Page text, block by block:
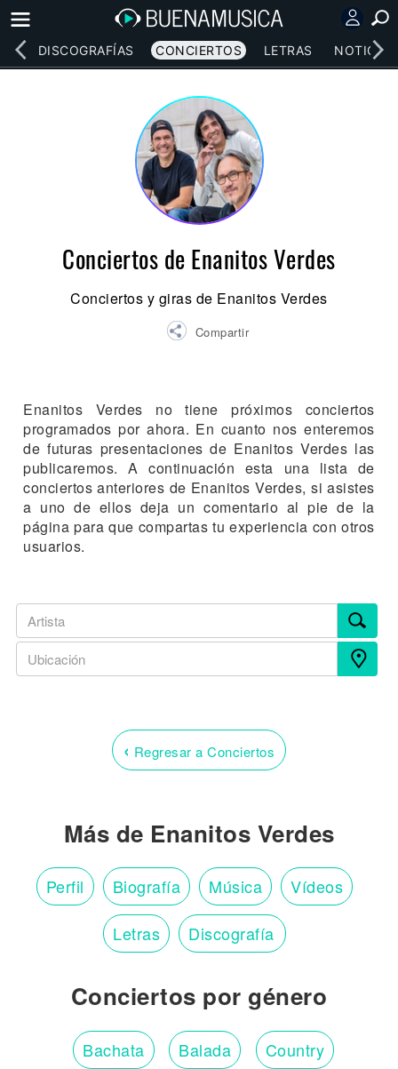
DISCOGRAFÍAS CONCIERTOS LETRAS NOTICIAS
Conciertos de Enanitos Verdes
Conciertos y giras de Enanitos Verdes
Compartir
Enanitos Verdes no tiene próximos conciertos
programados por ahora. En cuanto nos enteremos
de futuras presentaciones de Enanitos Verdes las
publicaremos. A continuación esta una lista de
conciertos anteriores de Enanitos Verdes, si asistes
a uno de ellos deja un comentario al pie de la
página para que compartas tu experiencia con otros
usuarios.
‹ Regresar a Conciertos
Más de Enanitos Verdes
Perfil Biografía Música Vídeos
Letras Discografía
Conciertos por género
Bachata Balada Country